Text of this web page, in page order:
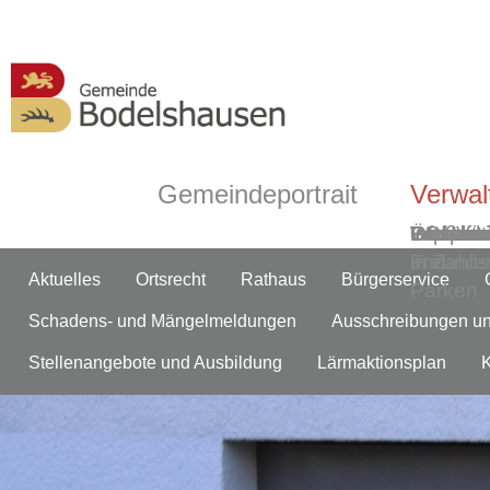
Gemeindeportrait
ÖPNV
Parken
Ortsplan
Aktuelles Ortsrecht Rathaus Bürgerservice
Schadens- und Mängelmeldungen Ausschreibungen
Stellenangebote und Ausbildung Lärmaktionsplan